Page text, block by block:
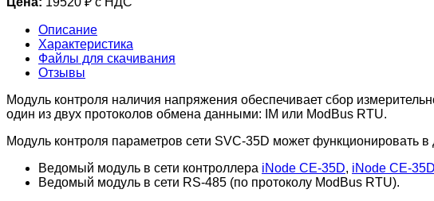
Описание
Характеристика
Файлы для скачивания
Отзывы
Модуль контроля наличия напряжения обеспечивает сбор
один из двух протоколов обмена данными: IM или ModBus RTU.
Модуль контроля параметров сети SVC-35D может функционировать
Ведомый модуль в сети контроллера iNode CE-35D, iNode CE-
Ведомый модуль в сети RS-485 (по протоколу ModBus RTU).